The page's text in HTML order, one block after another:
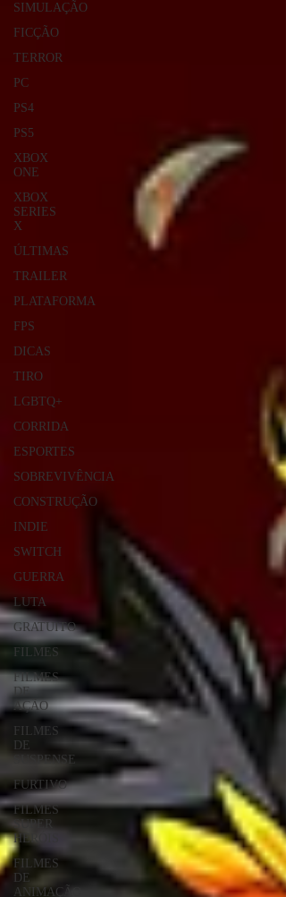
SIMULAÇÃO
FICÇÃO
TERROR
PC
PS4
PS5
XBOX
ONE
XBOX
SERIES
X
ÚLTIMAS
TRAILER
PLATAFORMA
FPS
DICAS
TIRO
LGBTQ+
CORRIDA
ESPORTES
SOBREVIVÊNCIA
CONSTRUÇÃO
INDIE
SWITCH
GUERRA
LUTA
GRATUITO
FILMES
FILMES
DE
AÇÃO
FILMES
DE
SUSPENSE
FURTIVO
FILMES
SUPER
HERÓIS
FILMES
DE
ANIMAÇÃO